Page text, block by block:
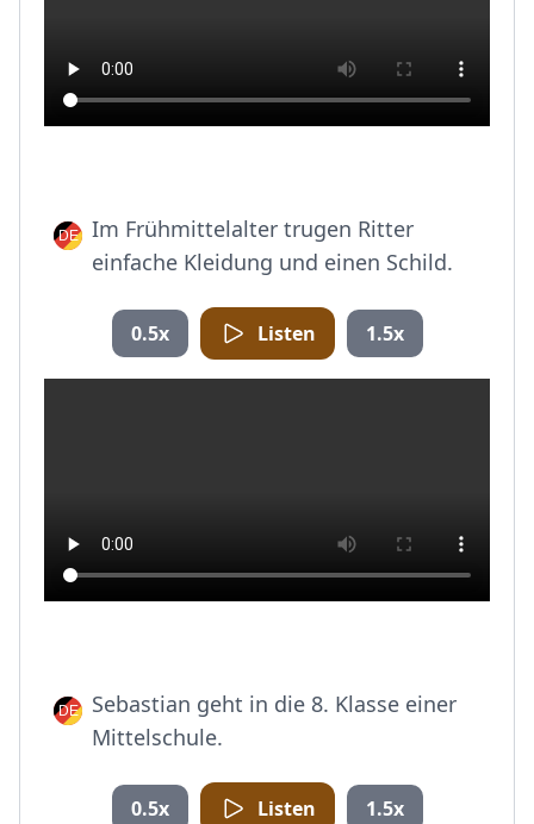
Im Frühmittelalter trugen Ritter
einfache Kleidung und einen Schild.
0.5x Listen 1.5x
Sebastian geht in die 8. Klasse einer
Mittelschule.
0.5x Listen 1.5x